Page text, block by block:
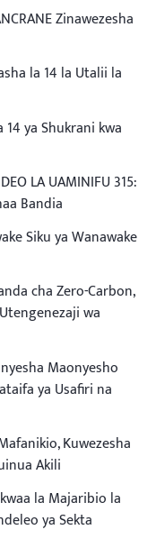
Zinawezesha
la 14 la Utalii la
14 ya Shukrani kwa
LA UAMINIFU 315:
Bandia
Siku ya Wanawake
cha Zero-Carbon,
wa
Maonyesho
ya Usafiri na
Kuwezesha
Akili
la Majaribio la
ya Sekta